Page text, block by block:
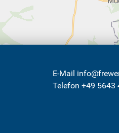
E-Mail
Telefon +49 5643